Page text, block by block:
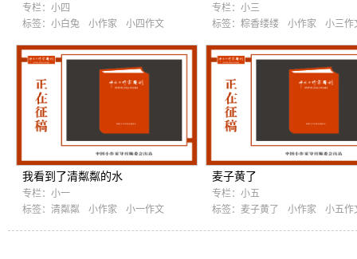
专栏： 小四
标签： 小白兔 小作家 小四作文
专栏： 小三
标签： 粽香缕缕 小作家 小三作
我看到了清粼粼的水
专栏： 小一
标签： 清粼粼 小作家 小一作文
麦子黄了
专栏： 小五
标签： 麦子黄了 小作家 小五作